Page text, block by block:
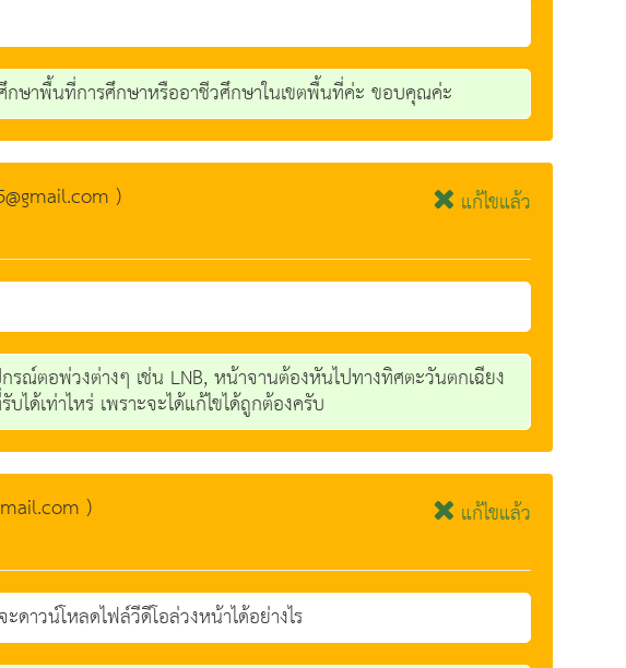
กษาพื้นที่การศึกษาหรืออาชีวศึกษาในเขตพื้นที่ค่ะ ขอบคุณค่ะ
) แก้ไขแล้ว
ตอพ่วงต่างๆ เช่น LNB, หน้าจานต้องหันไปทางทิศตะวันตกเฉียง
เท่าไหร่ เพราะจะได้แก้ไขได้ถูกต้องครับ
) แก้ไขแล้ว
ดาวน์โหลดไฟล์วีดีโอล่วงหน้าได้อย่างไร